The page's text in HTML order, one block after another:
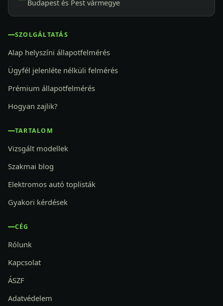
Budapest és Pest vármegye
SZOLGÁLTATÁS
Alap helyszíni állapotfelmérés
Ügyfél jelenléte nélküli felmérés
Prémium állapotfelmérés
Hogyan zajlik?
TARTALOM
Vizsgált modellek
Szakmai blog
Elektromos autó toplisták
Gyakori kérdések
CÉG
Rólunk
Kapcsolat
ÁSZF
Adatvédelem